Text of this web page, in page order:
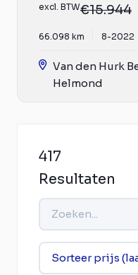
excl. BTW€15.944
66.098 km 8-2022
Van den Hurk
Helmond
417
Resultaten